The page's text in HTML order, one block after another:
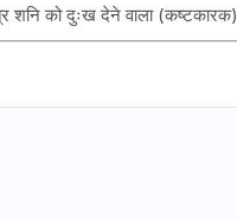
शनि को दुःख देने वाला